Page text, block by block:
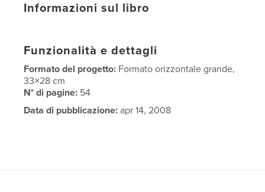
Informazioni sul libro
Funzionalità e dettagli
Formato del progetto: Formato orizzontale grande,
33×28 cm
N° di pagine: 54
Data di pubblicazione: apr 14, 2008